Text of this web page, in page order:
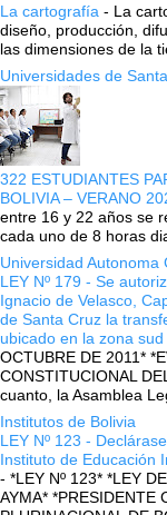
La cartografía - La
diseño, producción,
las dimensiones de la
Universidades de
322 ESTUDIANTES
BOLIVIA – VERANO
entre 16 y 22 años se
cada uno de 8 horas
Universidad
LEY Nº 179 - Se
Ignacio de Velasco,
de Santa Cruz la
ubicado en la zona
OCTUBRE DE 2011*
CONSTITUCIONAL
cuanto, la Asamblea
Institutos de Bolivia
LEY Nº 123 -
Instituto de Educación
- *LEY Nº 123* *LEY
AYMA* *PRESIDENTE